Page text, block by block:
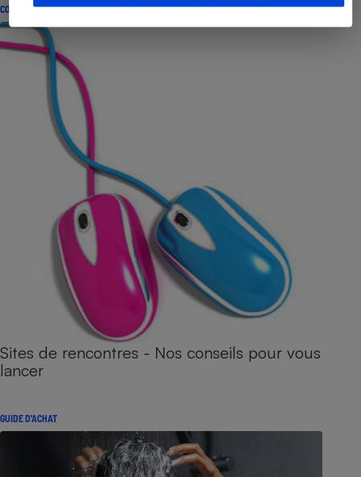
CONSEILS
Sites de rencontres - Nos conseils pour vous
lancer
GUIDE D'ACHAT